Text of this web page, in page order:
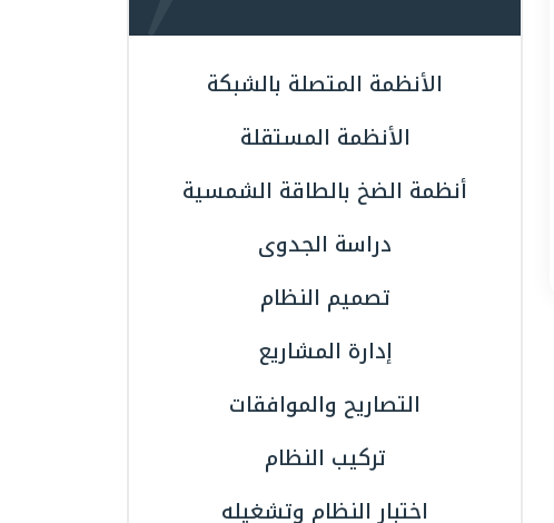
الأنظمة المتصلة بالشبكة
الأنظمة المستقلة
أنظمة الضخ بالطاقة الشمسية
دراسة الجدوى
تصميم النظام
إدارة المشاريع
التصاريح والموافقات
تركيب النظام
اختبار النظام وتشغيله